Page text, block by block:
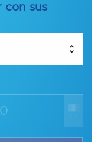
con sus
--